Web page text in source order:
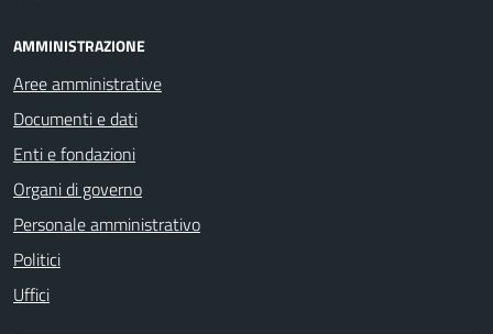
AMMINISTRAZIONE
Aree amministrative
Documenti e dati
Enti e fondazioni
Organi di governo
Personale amministrativo
Politici
Uffici